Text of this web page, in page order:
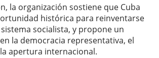
la organización sostiene que Cuba
histórica para reinventarse
socialista, y propone un
la democracia representativa, el
apertura internacional.